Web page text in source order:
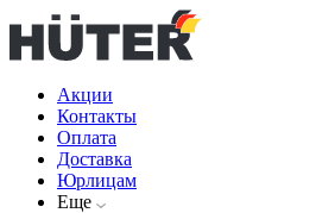
Акции
Контакты
Оплата
Доставка
Юрлицам
Еще